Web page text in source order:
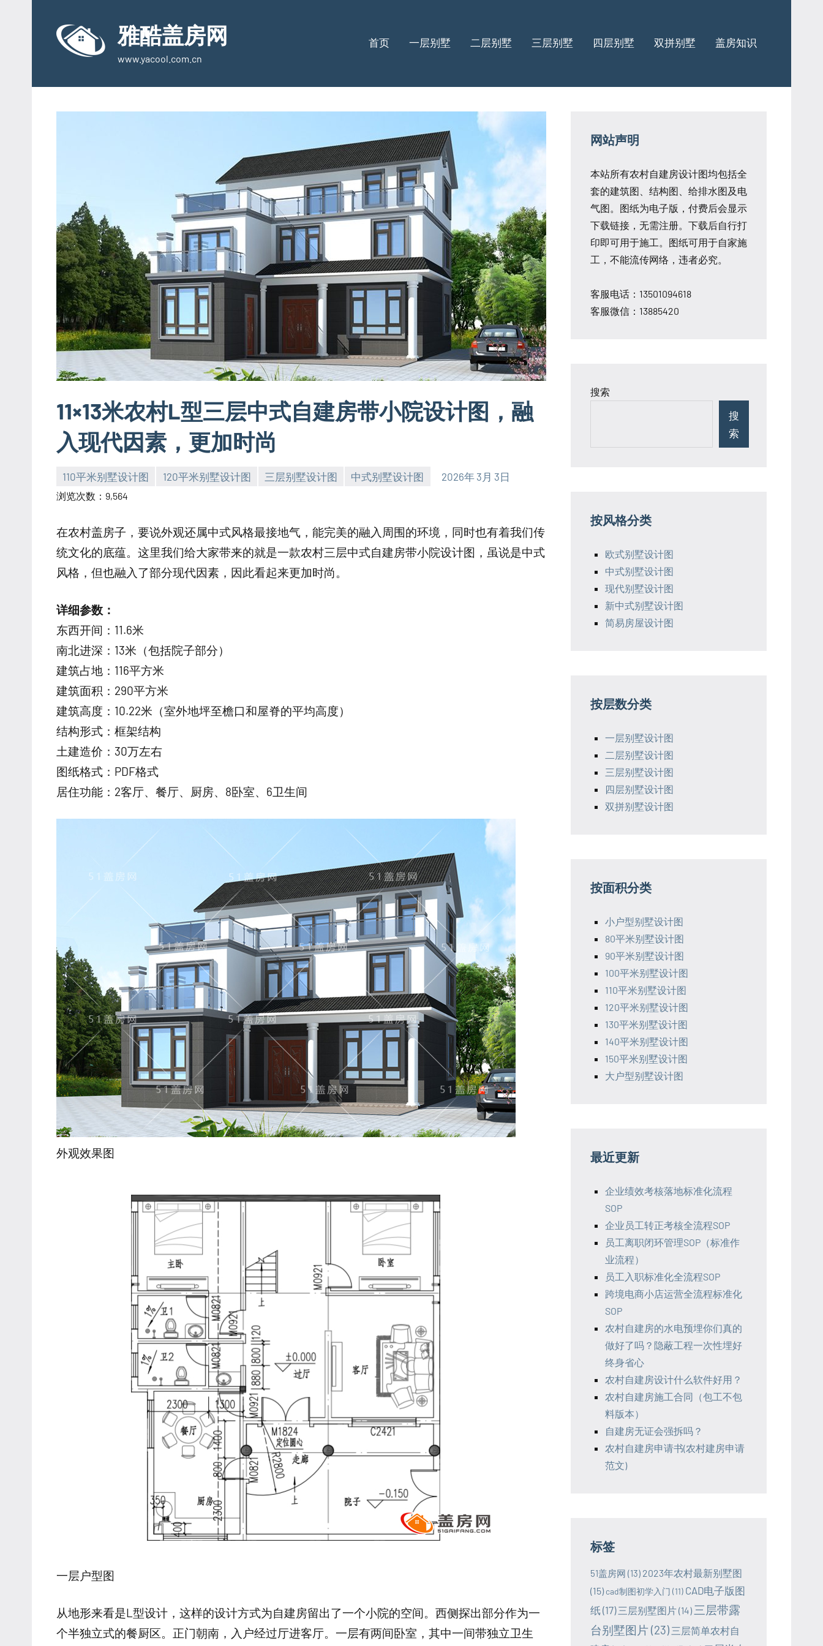
content
雅酷盖房网
www.yacool.com.cn
首页 一层别墅 二层别墅 三层别墅 四层别墅 双拼别墅 盖房知识
11×13米农村L型三层中式自建房带小院设计图，融
入现代因素，更加时尚
110平米别墅设计图 120平米别墅设计图 三层别墅设计图 中式别墅设计图 2026年 3月 3日
yacool
浏览次数：9,564
在农村盖房子，要说外观还属中式风格最接地气，能完美的融入周围的环境，同时也有着我们传
统文化的底蕴。这里我们给大家带来的就是一款农村三层中式自建房带小院设计图，虽说是中式
风格，但也融入了部分现代因素，因此看起来更加时尚。
详细参数：
东西开间：11.6米
南北进深：13米（包括院子部分）
建筑占地：116平方米
建筑面积：290平方米
建筑高度：10.22米（室外地坪至檐口和屋脊的平均高度）
结构形式：框架结构
土建造价：30万左右
图纸格式：PDF格式
居住功能：2客厅、餐厅、厨房、8卧室、6卫生间
外观效果图
一层户型图
从地形来看是L型设计，这样的设计方式为自建房留出了一个小院的空间。西侧探出部分作为一
个半独立式的餐厨区。正门朝南，入户经过厅进客厅。一层有两间卧室，其中一间带独立卫生
网站声明
本站所有农村自建房设计图均包括全
套的建筑图、结构图、给排水图及电
气图。图纸为电子版，付费后会显示
下载链接，无需注册。下载后自行打
印即可用于施工。图纸可用于自家施
工，不能流传网络，违者必究。
客服电话：13501094618
客服微信：13885420
搜索
搜
索
按风格分类
欧式别墅设计图
中式别墅设计图
现代别墅设计图
新中式别墅设计图
简易房屋设计图
按层数分类
一层别墅设计图
二层别墅设计图
三层别墅设计图
四层别墅设计图
双拼别墅设计图
按面积分类
小户型别墅设计图
80平米别墅设计图
90平米别墅设计图
100平米别墅设计图
110平米别墅设计图
120平米别墅设计图
130平米别墅设计图
140平米别墅设计图
150平米别墅设计图
大户型别墅设计图
最近更新
企业绩效考核落地标准化流程
SOP
企业员工转正考核全流程SOP
员工离职闭环管理SOP（标准作
业流程）
员工入职标准化全流程SOP
跨境电商小店运营全流程标准化
SOP
农村自建房的水电预埋你们真的
做好了吗？隐蔽工程一次性埋好
终身省心
农村自建房设计什么软件好用？
农村自建房施工合同（包工不包
料版本）
自建房无证会强拆吗？
农村自建房申请书(农村建房申请
范文)
标签
51盖房网 (13) 2023年农村最新别墅图
(15) cad制图初学入门 (11) CAD电子版图
纸(17) 三层别墅图片(14) 三层带露
台别墅图片 (23) 三层简单农村自